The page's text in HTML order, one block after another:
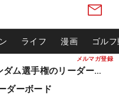
メルマガ登録
ライフ 漫画 ゴル
松山英樹ら出場 ウィンダム選手権のリーダーボード
ダーボード